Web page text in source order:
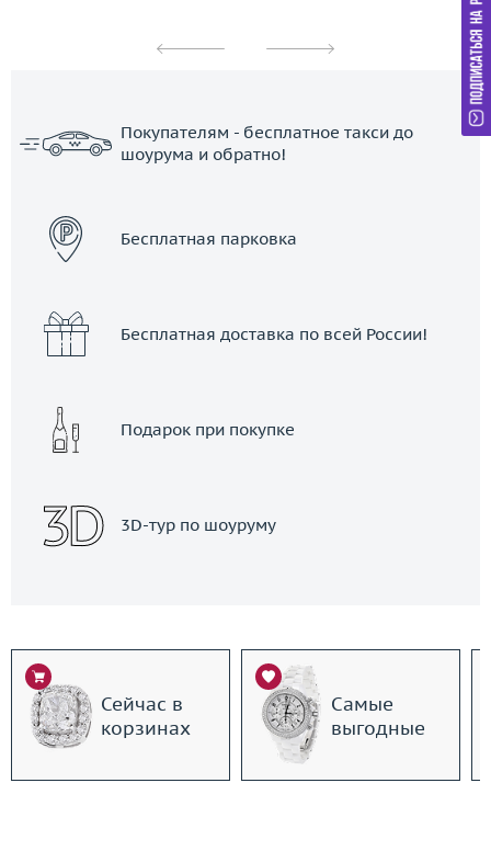
Покупателям - бесплатное такси до
шоурума и обратно!
Бесплатная парковка
Бесплатная доставка по всей России!
Подарок при покупке
3D-тур по шоуруму
Сейчас в
корзинах
Самые
выгодные